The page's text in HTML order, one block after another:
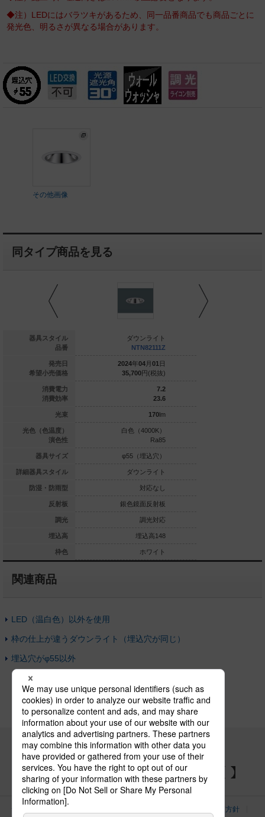
◆注）LEDにはバラツキがあるため、同一品番商品でも商品ごとに
発光色、明るさが異なる場合があります。
その他画像
同タイプ商品を見る
器具スタイル
品番
発売日
希望小売価格
消費電力
消費効率
光束
光色（色温度）
演色性
器具サイズ
詳細器具スタイル
防湿・防雨型
反射板
調光
埋込高
枠色
ダウンライト
円(税抜)
8.2
20.1
色（3000K）
φ55（埋込穴）
ダウンライト
対応なし
ダウンライト
NTN82111Z
2024年04 月 01 日
35,700円(税抜)
7.2
23.6
170lm
白色（4000K）
Ra85
φ55（埋込穴）
ダウンライト
対応なし
銀色鏡面反射板
調光対応
埋込高148
ホワイト
関連商品
LED（温白色）以外を使用
枠の仕上が違うダウンライト（埋込穴が同じ）
埋込穴がφ55以外
パナソニックの電気設備 SNSアカウント
サイトのご利用にあたって 個人情報保護方針